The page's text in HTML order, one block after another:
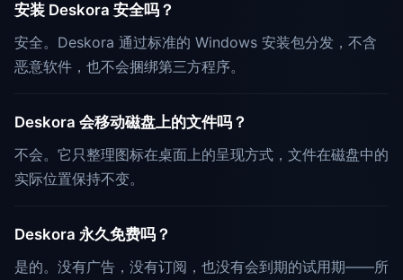
安装 Deskora 安全吗？
安全。Deskora 通过标准的 Windows 安装包分发，不含
恶意软件，也不会捆绑第三方程序。
Deskora 会移动磁盘上的文件吗？
不会。它只整理图标在桌面上的呈现方式，文件在磁盘中的
实际位置保持不变。
Deskora 永久免费吗？
是的。没有广告，没有订阅，也没有会到期的试用期——所